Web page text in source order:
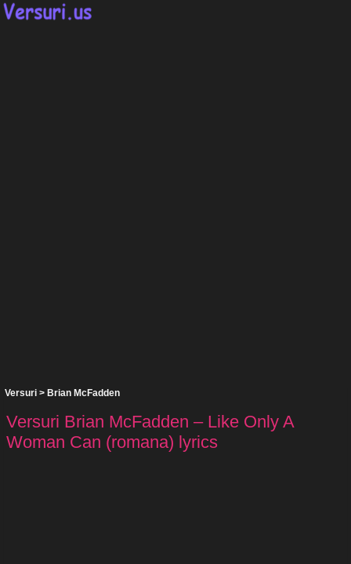
Versuri > Brian McFadden
Versuri Brian McFadden – Like Only A
Woman Can (romana) lyrics